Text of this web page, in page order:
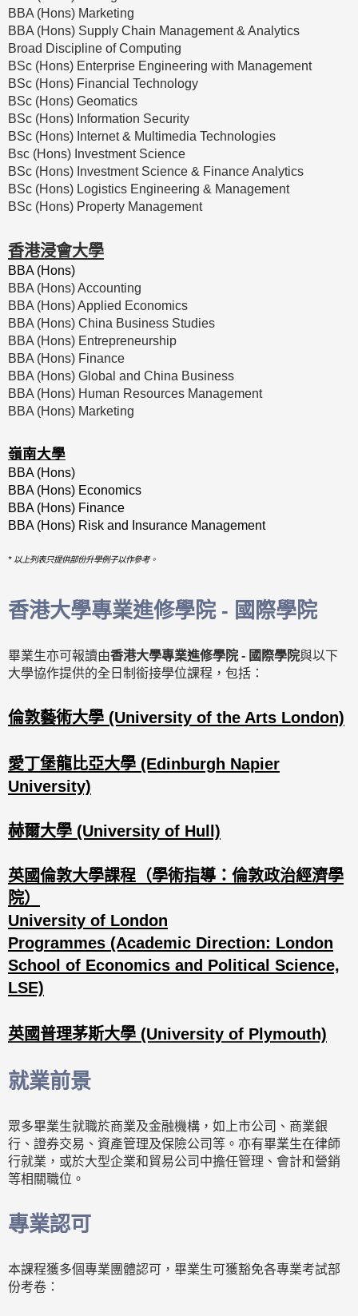
BBA (Hons) Marketing
BBA (Hons) Supply Chain Management & Analytics
Broad Discipline of Computing
BSc (Hons) Enterprise Engineering with Management
BSc (Hons) Financial Technology
BSc (Hons) Geomatics
BSc (Hons) Information Security
BSc (Hons) Internet & Multimedia Technologies
Bsc (Hons) Investment Science
BSc (Hons) Investment Science & Finance Analytics
BSc (Hons) Logistics Engineering & Management
BSc (Hons) Property Management
香港浸會大學
BBA (Hons)
BBA (Hons) Accounting
BBA (Hons) Applied Economics
BBA (Hons) China Business Studies
BBA (Hons) Entrepreneurship
BBA (Hons) Finance
BBA (Hons) Global and China Business
BBA (Hons) Human Resources Management
BBA (Hons) Marketing
嶺南大學
BBA (Hons)
BBA (Hons) Economics
BBA (Hons) Finance
BBA (Hons) Risk and Insurance Management
* 以上列表只提供部份升學例子以作參考。
香港大學專業進修學院 - 國際學院
畢業生亦可報讀由香港大學專業進修學院 - 國際學院與以下
大學協作提供的全日制銜接學位課程，包括：
倫敦藝術大學 (University of the Arts London)
愛丁堡龍比亞大學 (Edinburgh Napier
University)
赫爾大學 (University of Hull)
英國倫敦大學課程（學術指導：倫敦政治經濟學
院）
University of London
Programmes (Academic Direction: London
School of Economics and Political Science,
LSE)
英國普理茅斯大學 (University of Plymouth)
就業前景
眾多畢業生就職於商業及金融機構，如上市公司、商業銀
行、證券交易、資產管理及保險公司等。亦有畢業生在律師
行就業，或於大型企業和貿易公司中擔任管理、會計和營銷
等相關職位。
專業認可
本課程獲多個專業團體認可，畢業生可獲豁免各專業考試部
份考卷：